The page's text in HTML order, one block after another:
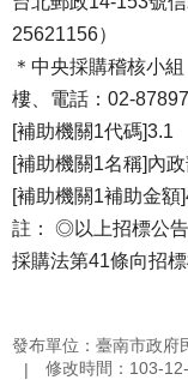
25621156）
＊中央採購稽核小
樓、電話：02-
[補助機關1代碼]3.1
[補助機關1名稱]內
[補助機關1補助金額
註： ◎以上招標公
採購法第41條向招標
發布單位：臺南市政府
修改時間：103-